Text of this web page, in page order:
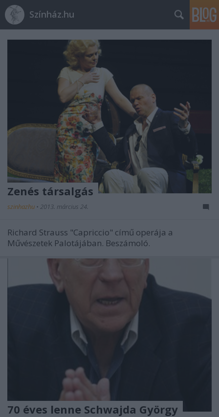
Színház.hu
Zenés társalgás
szinhazhu • 2013. március 24.
Richard Strauss "Capriccio" című operája a
Művészetek Palotájában. Beszámoló.
70 éves lenne Schwajda György